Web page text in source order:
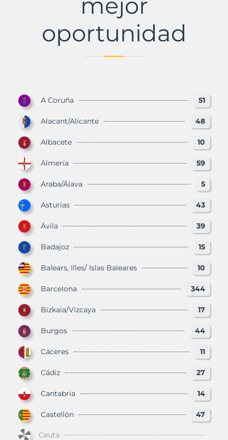
oportunidad
A Coruña 51
Alacant/Alicante 48
Albacete 10
Almería 59
Araba/Álava 5
Asturias 43
Ávila 39
Badajoz 15
Balears, Illes/ Islas Baleares 10
Barcelona 344
Bizkaia/Vizcaya 17
Burgos 44
Cáceres 11
Cádiz 27
Cantabria 14
Castellón 47
Ceuta